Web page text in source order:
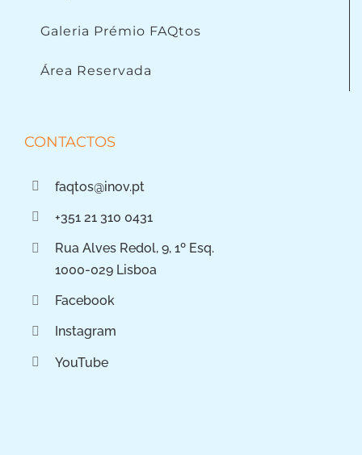
Galeria Prémio FAQtos
Área Reservada
CONTACTOS
faqtos@inov.pt
+351 21 310 0431
Rua Alves Redol, 9, 1º Esq.
1000-029 Lisboa
Facebook
Instagram
YouTube